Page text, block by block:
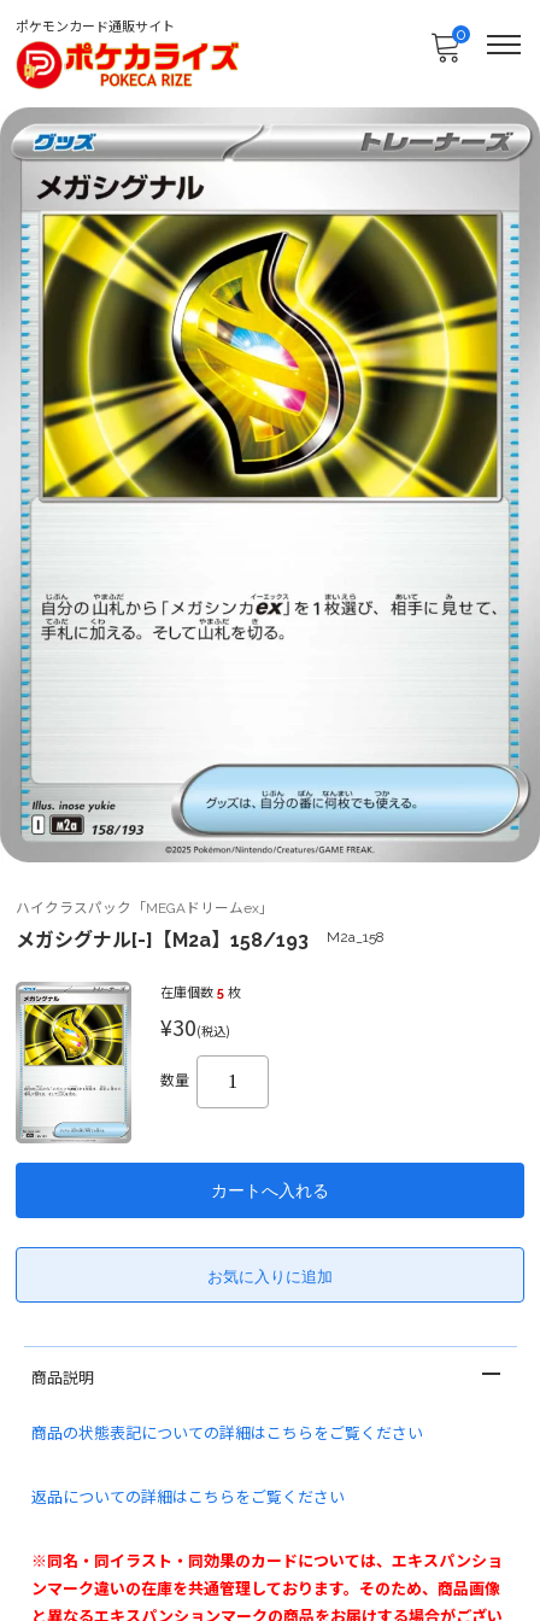
ポケモンカード通販サイト 0
ハイクラスパック「MEGAドリームex」
メガシグナル[-]【M2a】158/193 M2a_158
在庫個数 5 枚
¥30(税込)
数量
商品説明
商品の状態表記についての詳細はこちらをご覧ください
返品についての詳細はこちらをご覧ください
※同名・同イラスト・同効果のカードについては、エキスパンショ
ンマーク違いの在庫を共通管理しております。そのため、商品画像
と異なるエキスパンションマークの商品をお届けする場合がござい